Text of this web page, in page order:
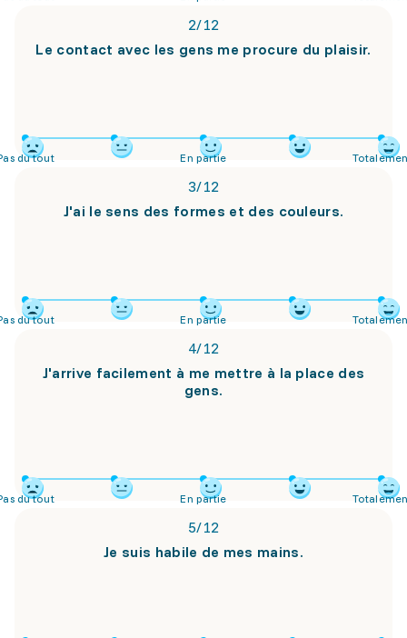
2/12
Le contact avec les gens me procure du plaisir.
du tout En partie
3/12
J'ai le sens des formes et des couleurs.
du tout En partie
4/12
J'arrive facilement à me mettre à la place des
gens.
du tout En partie
5/12
Je suis habile de mes mains.